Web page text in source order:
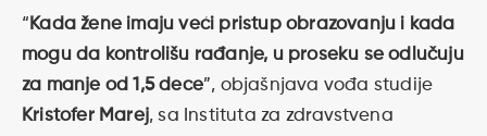
“ Kada žene imaju veći pristup obrazovanju i kada
mogu da kontrolišu rađanje, u proseku se odlučuju
za manje od 1,5 dece”, objašnjava vođa studije
Kristofer Marej, sa Instituta za zdravstvena